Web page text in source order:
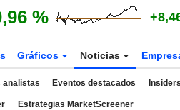
%
Gráficos Noticias
analistas Eventos destacados Insiders
Estrategias MarketScreener